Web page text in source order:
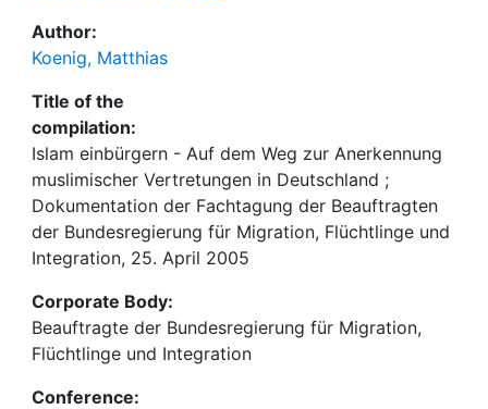
Author:
Koenig, Matthias
Title of the
compilation:
Islam einbürgern - Auf dem Weg zur Anerkennung
muslimischer Vertretungen in Deutschland ;
Dokumentation der Fachtagung der Beauftragten
der Bundesregierung für Migration, Flüchtlinge und
Integration, 25. April 2005
Corporate Body:
Beauftragte der Bundesregierung für Migration,
Flüchtlinge und Integration
Conference: